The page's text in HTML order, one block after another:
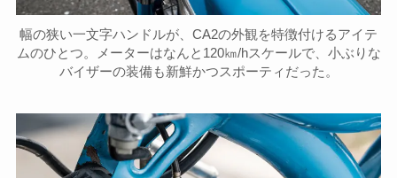
幅の狭い一文字ハンドルが、CA2の外観を特徴付けるアイテ
ムのひとつ。メーターはなんと120㎞/hスケールで、小ぶりな
バイザーの装備も新鮮かつスポーティだった。